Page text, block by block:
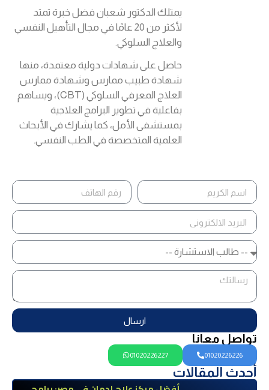
يمتلك الدكتور شعبان فضل خبرة تمتد
لأكثر من 20 عامًا في مجال التأهيل النفسي
والعلاج السلوكي.
حاصل على شهادات دولية معتمدة، منها
شهادة طبيب ممارس وشهادة ممارس
العلاج المعرفي السلوكي (CBT)، ويساهم
بفاعلية في تطوير البرامج العلاجية
بمستشفى الأمل، كما يشارك في الأبحاث
العلمية المتخصصة في الطب النفسي.
ارسال
تواصل معانا
01020226226
01020226227
أحدث المقالات